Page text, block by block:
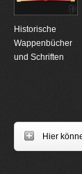
Historische
Wappenbücher
und Schriften
Hier